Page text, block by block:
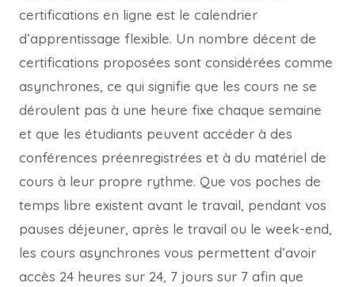
certifications en ligne est le calendrier
d’apprentissage flexible. Un nombre décent de
certifications proposées sont considérées comme
asynchrones, ce qui signifie que les cours ne se
déroulent pas à une heure fixe chaque semaine
et que les étudiants peuvent accéder à des
conférences préenregistrées et à du matériel de
cours à leur propre rythme. Que vos poches de
temps libre existent avant le travail, pendant vos
pauses déjeuner, après le travail ou le week-end,
les cours asynchrones vous permettent d’avoir
accès 24 heures sur 24, 7 jours sur 7 afin que